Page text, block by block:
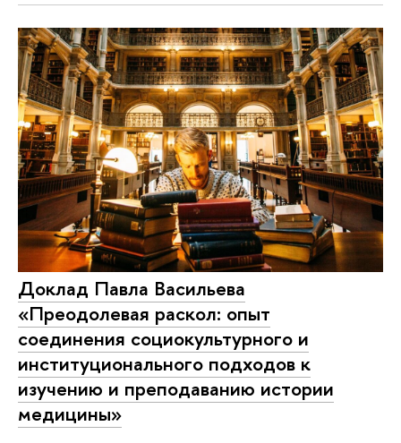
Доклад Павла Васильева
«Преодолевая раскол: опыт
соединения социокультурного и
институционального подходов к
изучению и преподаванию истории
медицины»